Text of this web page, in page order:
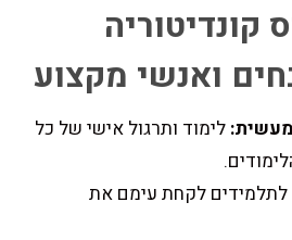
קונדיטוריה
ואנשי מקצוע
לימוד ותרגול אישי של כל
לתלמידים לקחת עימם את